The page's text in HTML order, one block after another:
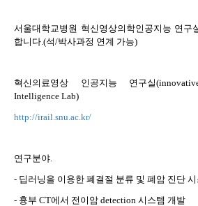
서울대학교병원 혁신영상의학인공지능 연구
합니다 .(석/박사과정 연계 가능)
혁신의료영상 인공지능 연구실
Intelligence Lab)
http://irail.snu.ac.kr/
연구분야.
- 딥러닝을 이용한 폐결절 분류 및 폐암 진단
- 흉부 CT에서 전이암 detection 시스템 개발